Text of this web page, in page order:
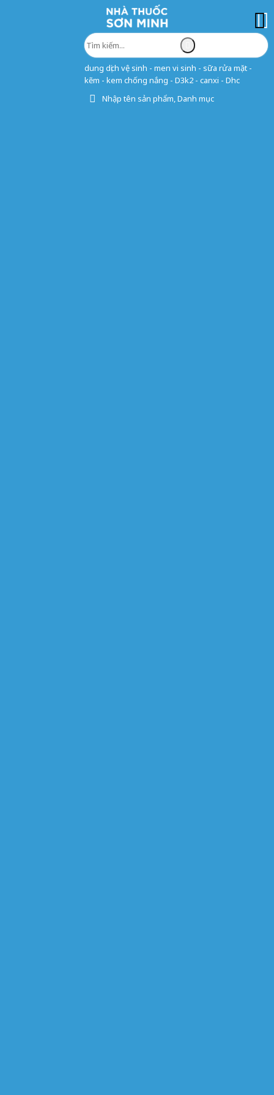
dung dịch vệ sinh - men vi sinh - sữa rửa mặt -
kẽm - kem chống nắng - D3k2 - canxi - Dhc
Nhập tên sản phẩm, Danh mục